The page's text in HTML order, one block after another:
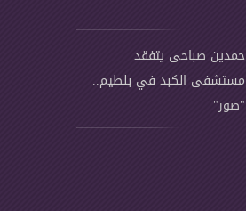
حمدين صباحى يتفقد
مستشفى الكبد في بلطيم..
"صور"